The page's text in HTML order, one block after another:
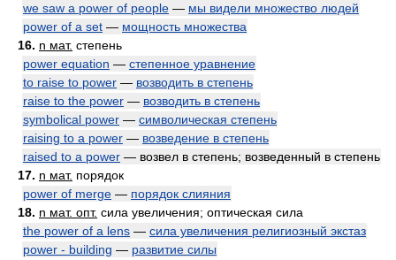
we saw a power of people — мы видели множество людей
power of a set — мощность множества
16. n мат. степень
power equation — степенное уравнение
to raise to power — возводить в степень
raise to the power — возводить в степень
symbolical power — символическая степень
raising to a power — возведение в степень
raised to a power — возвел в степень; возведенный в степень
17. n мат. порядок
power of merge — порядок слияния
18. n мат. опт. сила увеличения; оптическая сила
the power of a lens — сила увеличения религиозный экстаз
power - building — развитие силы